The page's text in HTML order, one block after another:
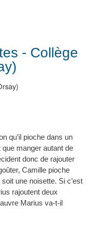
- Collège
qu’il pioche dans un
manger autant de
donc de rajouter
Camille pioche
une noisette. Si c’est
rajoutent deux
Marius va-t-il